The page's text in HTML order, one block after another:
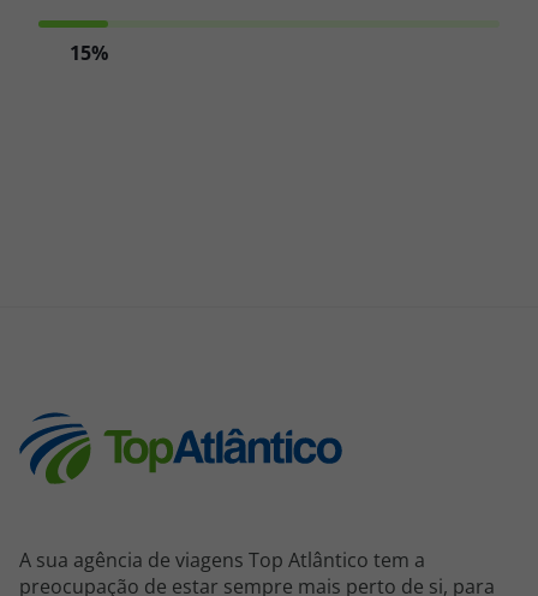
Especialistas
Agências
Apoio ao cliente em Portugal
15%
A sua agência de viagens Top Atlântico tem a
preocupação de estar sempre mais perto de si, para